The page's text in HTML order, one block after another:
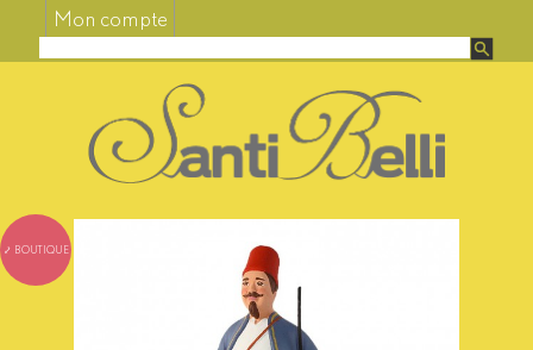
Mon compte
⤦ BOUTIQUE